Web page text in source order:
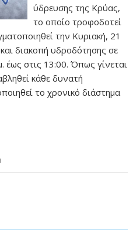
ύδρευσης της Κρύας,
το οποίο τροφοδοτεί
την Κυριακή, 21
διακοπή υδροδότησης σε
έως στις 13:00. Όπως γίνεται
κάθε δυνατή
το χρονικό διάστημα